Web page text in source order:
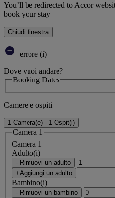
You’ll be redirected to Accor
book your stay
Chiudi finestra
errore (i)
Dove vuoi andare?
Booking Dates
Camere e ospiti
1 Camera(e) - 1 Ospit(i)
Camera 1
Camera 1
Adulto(i)
- Rimuovi un adulto
+Aggiungi un adulto
Bambino(i)
- Rimuovi un bambino